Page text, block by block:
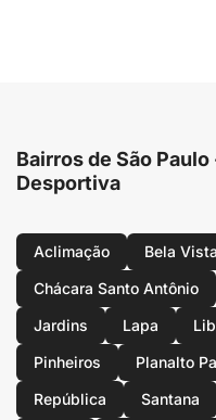
Bairros de São
Desportiva
Aclimação Bela Vista
Chácara Santo Antônio
Jardins
Lapa
Pinheiros
Planalto
República
Santana